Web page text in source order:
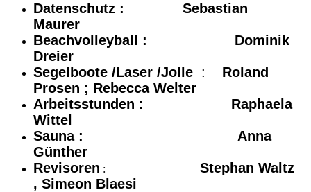
Datenschutz :
Sebastian
Maurer
Beachvolleyball : Dominik
Dreier
Segelboote /Laser /Jolle : Roland
Prosen ; Rebecca Welter
Arbeitsstunden :
Raphaela
Wittel
Sauna : Anna
Günther
Revisoren : Stephan Waltz
, Simeon Blaesi